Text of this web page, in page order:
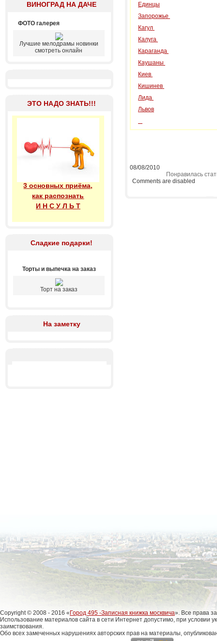
ВИНОГРАД НА ДАЧЕ
ФОТО галерея
Лучшие мелодрамы новинки
смотреть онлайн
ЭТО НАДО ЗНАТЬ!!!
3 основных приёма,
как распознать
И Н С У Л Ь Т
Сладкие подарки!
Торты и выпечка на заказ
Торт на заказ
На заметку
Единцы
Запорожье
Кагул
Калуга
Караганда
Каушаны
Киев
Кишинев
Лида
Львов
08/08/2010
Понравилась
Comments are disabled
Copyright © 2008 - 2016 « Город 495 -Записная книжка москвича». Все права
Использование материалов сайта в сети Интернет допустимо, при условии
заимствования.
Обо всех замеченных нарушениях авторских прав на материалы,